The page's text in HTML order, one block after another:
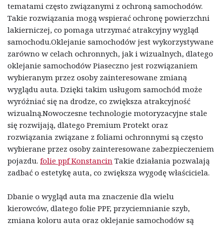
tematami często związanymi z ochroną samochodów.
Takie rozwiązania mogą wspierać ochronę powierzchni
lakierniczej, co pomaga utrzymać atrakcyjny wygląd
samochodu.Oklejanie samochodów jest wykorzystywane
zarówno w celach ochronnych, jak i wizualnych, dlatego
oklejanie samochodów Piaseczno jest rozwiązaniem
wybieranym przez osoby zainteresowane zmianą
wyglądu auta. Dzięki takim usługom samochód może
wyróżniać się na drodze, co zwiększa atrakcyjność
wizualną.Nowoczesne technologie motoryzacyjne stale
się rozwijają, dlatego Premium Protekt oraz
rozwiązania związane z foliami ochronnymi są często
wybierane przez osoby zainteresowane zabezpieczeniem
pojazdu. folie ppf Konstancin Takie działania pozwalają
zadbać o estetykę auta, co zwiększa wygodę właściciela.
Dbanie o wygląd auta ma znaczenie dla wielu
kierowców, dlatego folie PPF, przyciemnianie szyb,
zmiana koloru auta oraz oklejanie samochodów są